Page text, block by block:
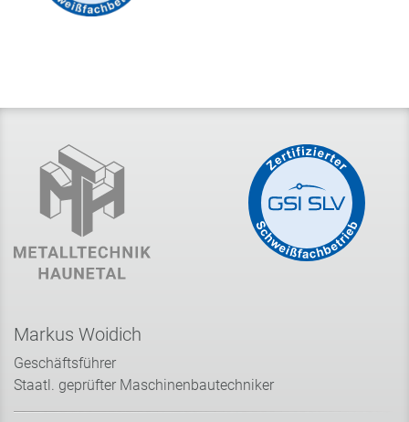
Markus Woidich
Geschäftsführer
Staatl. geprüfter Maschinenbautechniker